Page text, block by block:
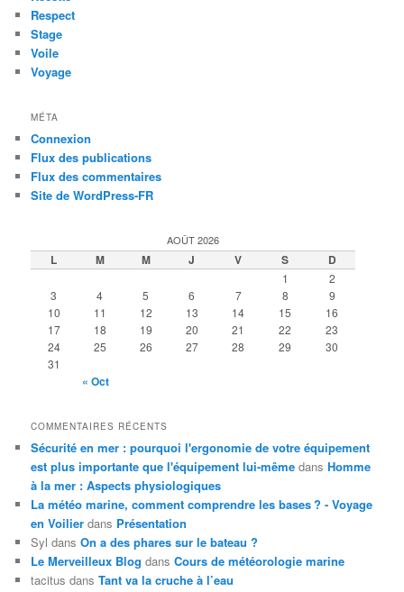
Respect
Stage
Voile
Voyage
MÉTA
Connexion
Flux des publications
Flux des commentaires
Site de WordPress-FR
AOÛT 2026
L M M J V S D
1
2
3
4 5 6 7 8
9
10
11 12 13 14 15
16
17
18 19 20 21 22
23
24
25 26 27 28 29
30
31
« Oct
COMMENTAIRES RÉCENTS
Sécurité en mer : pourquoi l'ergonomie de votre équipement
est plus importante que l'équipement lui-même dansHomme
à la mer : Aspects physiologiques
La météo marine, comment comprendre les bases ? - Voyage
en Voilier dans Présentation
Syl dansOn a des phares sur le bateau ?
Le Merveilleux Blog dansCours de météorologie marine
tacitus dansTant va la cruche à l’eau